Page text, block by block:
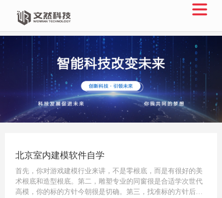
北京室内建模软件自学
首先，你对游戏建模行业来讲，不是零根底，而是有很好的美
术根底和造型根底。第二，雕塑专业的同窗很是合适学次世代
高模，你的标的方针今朝很是切确。第三，找准标的方针后，